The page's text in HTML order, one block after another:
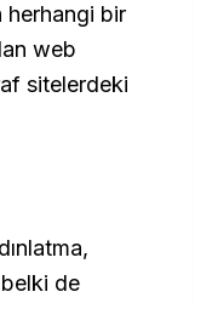
herhangi bir
web
sitelerdeki
belki de